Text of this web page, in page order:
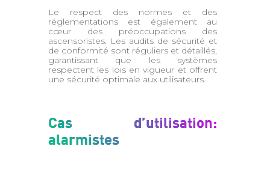
Le respect des normes et des
réglementations est également au
cœur des préoccupations des
ascensoristes. Les audits de sécurité et
de conformité sont réguliers et détaillés,
garantissant que les systèmes
respectent les lois en vigueur et offrent
une sécurité optimale aux utilisateurs.
Cas d’utilisation:
alarmistes